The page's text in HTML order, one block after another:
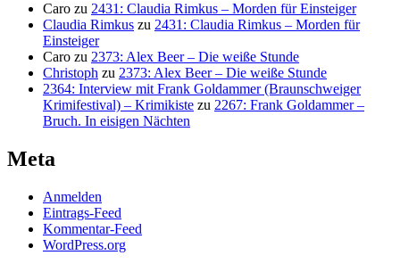
Caro zu 2431: Claudia Rimkus – Morden für Einsteiger
Claudia Rimkus zu 2431: Claudia Rimkus – Morden für
Einsteiger
Caro zu 2373: Alex Beer – Die weiße Stunde
Christoph zu 2373: Alex Beer – Die weiße Stunde
2364: Interview mit Frank Goldammer (Braunschweiger
Krimifestival) – Krimikiste zu 2267: Frank Goldammer –
Bruch. In eisigen Nächten
Meta
Anmelden
Eintrags-Feed
Kommentar-Feed
WordPress.org